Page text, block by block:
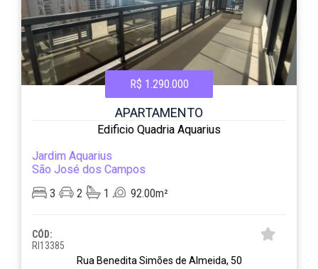
R$ 1.290.000
APARTAMENTO
Edificio Quadria Aquarius
Jardim Aquarius
São José dos Campos
3
2 1 92.00m²
CÓD:
RI13385
Rua Benedita Simões de Almeida, 50